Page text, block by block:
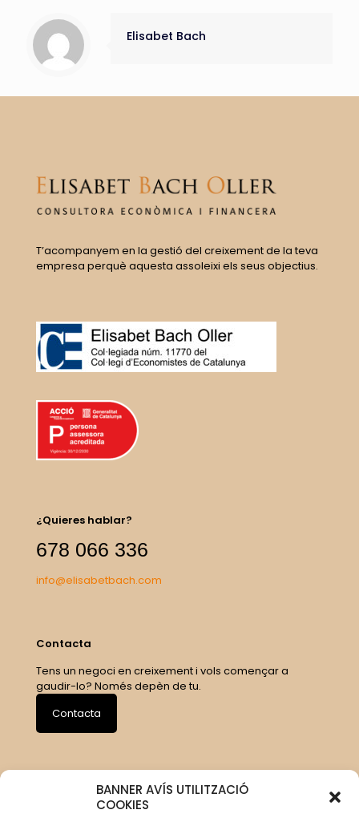
BANNER AVÍS UTILITZACIÓ
COOKIES
Elisabet Bach
T’acompanyem en la gestió del creixement de la teva
empresa perquè aquesta assoleixi els seus objectius.
¿Quieres hablar?
678 066 336
info@elisabetbach.com
Contacta
Tens un negoci en creixement i vols començar a
gaudir-lo? Només depèn de tu.
Contacta